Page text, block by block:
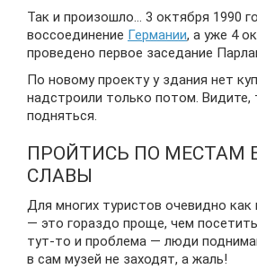
Так и произошло… 3 октября 1990
воссоединение Германии, а уже 4
проведено первое заседание
По новому проекту у здания нет
надстроили только потом.
подняться.
ПРОЙТИСЬ ПО МЕСТАМ
СЛАВЫ
Для многих туристов очевидно как
— это гораздо проще, чем
тут-то и проблема — люди
в сам музей не заходят, а жаль!